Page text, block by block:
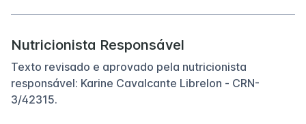
Nutricionista Responsável
Texto revisado e aprovado pela nutricionista
responsável: Karine Cavalcante Librelon - CRN-
3/42315.